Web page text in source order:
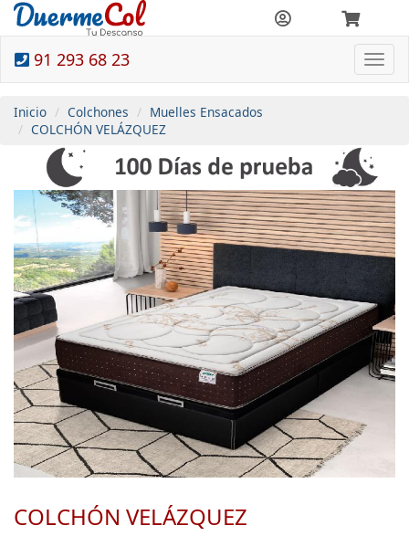
91 293 68 23
Inicio Colchones
Muelles Ensacados
COLCHÓN VELÁZQUEZ
COLCHÓN VELÁZQUEZ